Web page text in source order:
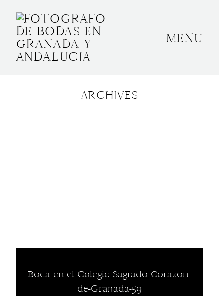
MENU
ARCHIVES
Boda-en-el-Colegio-Sagrado-Corazon-
de-Granada-59
BODAS